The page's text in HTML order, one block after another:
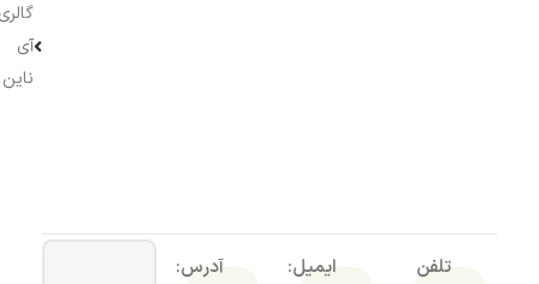
آی
ناین
تلفن
ایمیل:
آدرس: